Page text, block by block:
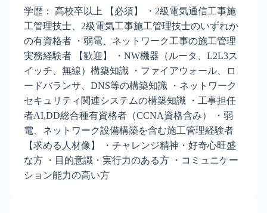
学歴： 高校卒以上 【必須】 ・2級電気通信工事施
工管理技士、2級電気工事施工管理技士のいずれか
の有資格者 ・弱電、ネットワーク工事の施工管理
実務経験者 【歓迎】 ・NW機器（ルータ、L2L3ス
イッチ、無線）構築知識 ・ファイアウォール、ロ
ードバランサ、DNS等の構築知識 ・ネットワーク
セキュリティ関連システムの構築知識 ・工事担任
者AI,DD総合種有資格者（CCNA資格含み） ・弱
電、ネットワーク設備構築を含む施工管理経験者
【求める人材像】 ・チャレンジ精神・好奇心旺盛
な方 ・目的意識・実行力のある方 ・コミュニケー
ション能力の高い方